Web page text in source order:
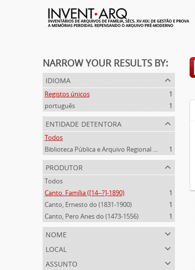
NARROW YOUR RESULTS BY:
idioma
Registos únicos
1
português
1
entidade detentora
Todos
Biblioteca Pública e Arquivo Regional de Ponta Delgada
1
produtor
Todos
Canto. Família ([14--?]-1890)
1
Canto, Ernesto do (1831-1900)
1
Canto, Pero Anes do (1473-1556)
1
nome
local
assunto